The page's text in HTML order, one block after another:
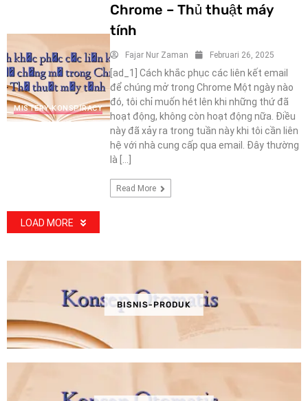
MISTERY-KONSPIRACY
Chrome – Thủ thuật máy
tính
Fajar Nur Zaman Februari 26, 2025
[ad_1] Cách khắc phục các liên kết email
để chúng mở trong Chrome Một ngày nào
đó, tôi chỉ muốn hét lên khi những thứ đã
hoạt động, không còn hoạt động nữa. Điều
này đã xảy ra trong tuần này khi tôi cần liên
hệ với nhà cung cấp qua email. Đây thường
là […]
Read More
LOAD MORE
BISNIS-PRODUK